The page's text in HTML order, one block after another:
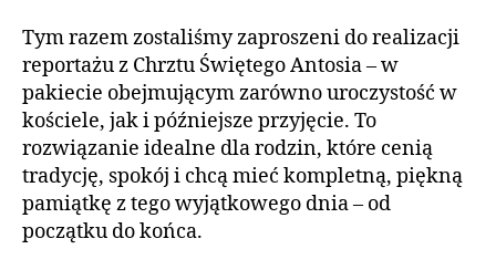
Tym razem zostaliśmy zaproszeni do realizacji
reportażu z Chrztu Świętego Antosia – w
pakiecie obejmującym zarówno uroczystość w
kościele, jak i późniejsze przyjęcie. To
rozwiązanie idealne dla rodzin, które cenią
tradycję, spokój i chcą mieć kompletną, piękną
pamiątkę z tego wyjątkowego dnia – od
początku do końca.